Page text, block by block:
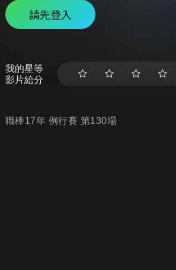
請先登入
我的星等
影片給分
職棒17年 例行賽 第130場